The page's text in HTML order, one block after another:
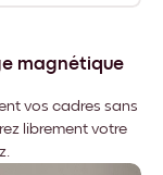
magnétique
vos cadres sans
librement votre